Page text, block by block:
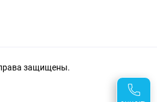
защищены.